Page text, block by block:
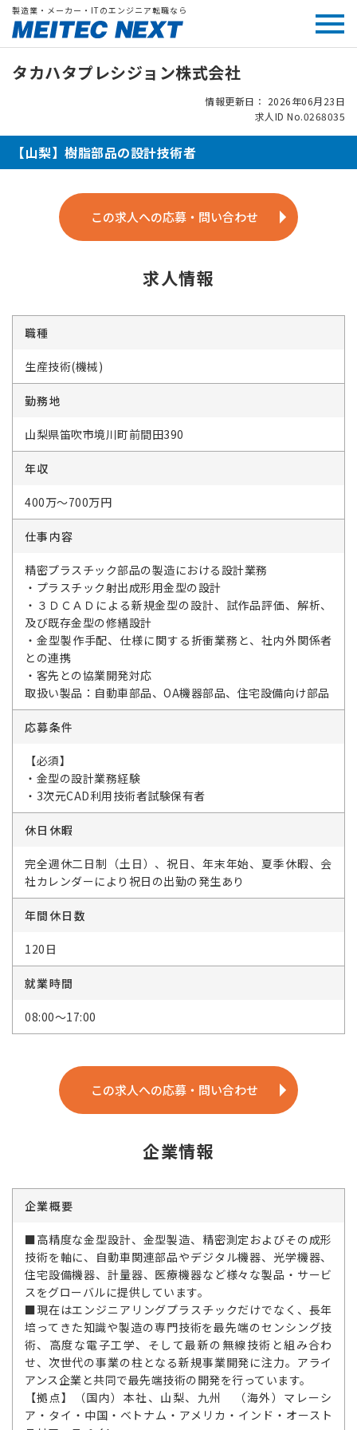
製造業・メーカー・ITのエンジニア転職なら
タカハタプレシジョン株式会社
情報更新日： 2026年06月23日
求人ID No.0268035
【山梨】樹脂部品の設計技術者
この求人への応募・問い合わせ
求人情報
職種
生産技術(機械)
勤務地
山梨県笛吹市境川町前間田390
年収
400万～700万円
仕事内容
精密プラスチック部品の製造における設計業務
・プラスチック射出成形用金型の設計
・３ＤＣＡＤによる新規金型の設計、試作品評価、解析、
及び既存金型の修繕設計
・金型製作手配、仕様に関する折衝業務と、社内外関係者
との連携
・客先との協業開発対応
取扱い製品：自動車部品、OA機器部品、住宅設備向け部品
応募条件
【必須】
・金型の設計業務経験
・3次元CAD利用技術者試験保有者
休日休暇
完全週休二日制（土日）、祝日、年末年始、夏季休暇、会
社カレンダーにより祝日の出勤の発生あり
年間休日数
120日
就業時間
08:00～17:00
この求人への応募・問い合わせ
企業情報
企業概要
■高精度な金型設計、金型製造、精密測定およびその成形
技術を軸に、自動車関連部品やデジタル機器、光学機器、
住宅設備機器、計量器、医療機器など様々な製品・サービ
スをグローバルに提供しています。
■現在はエンジニアリングプラスチックだけでなく、長年
培ってきた知識や製造の専門技術を最先端のセンシング技
術、高度な電子工学、そして最新の無線技術と組み合わ
せ、次世代の事業の柱となる新規事業開発に注力。アライ
アンス企業と共同で最先端技術の開発を行っています。
【拠点】（国内）本社、山梨、九州 （海外）マレーシ
ア・タイ・中国・ベトナム・アメリカ・インド・オースト